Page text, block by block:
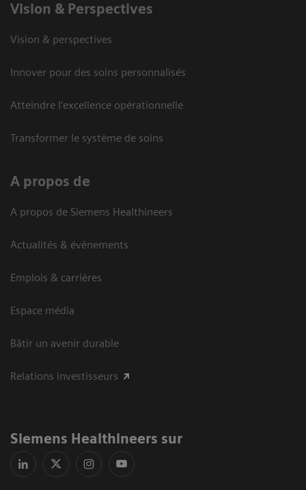
Vision ​& Perspectives
Vision & perspectives
Innover pour des soins personnalisés
Atteindre l’excellence opérationnelle
Transformer le système de soins
A propos de
A propos de Siemens Healthineers
Actualités & évènements
Emplois & carrières
Espace média
Bâtir un avenir durable
Relations investisseurs
Siemens Healthineers sur